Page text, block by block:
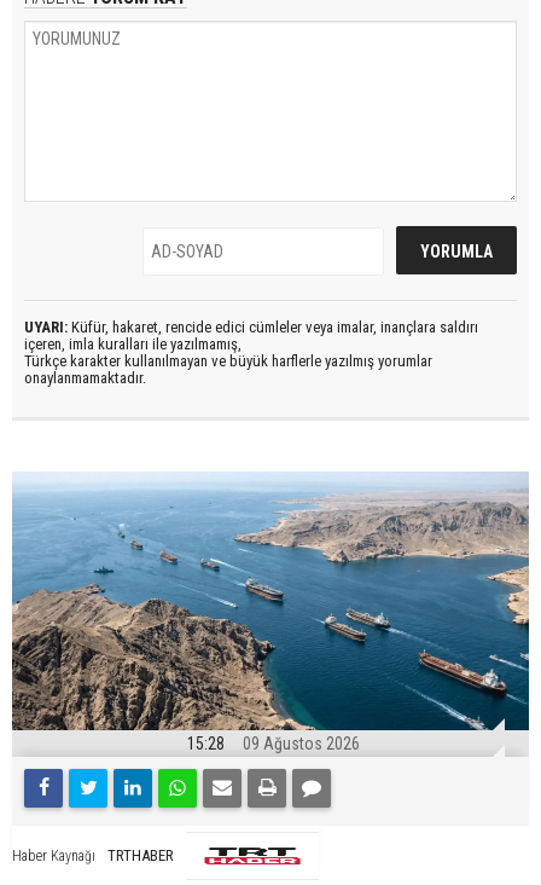
UYARI: Küfür, hakaret, rencide edici cümleler veya imalar, inançlara saldırı
içeren, imla kuralları ile yazılmamış,
Türkçe karakter kullanılmayan ve büyük harflerle yazılmış yorumlar
onaylanmamaktadır.
15:28 09 Ağustos 2026
Haber Kaynağı TRTHABER